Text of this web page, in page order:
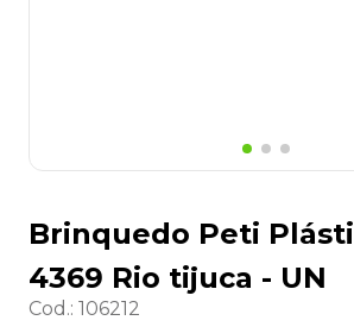
Brinquedo Peti
4369 Rio tijuca - UN
Cod.: 106212